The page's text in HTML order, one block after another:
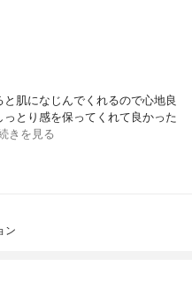
肌になじんでくれるので心地良
とり感を保ってくれて良かった
きを見る
ン